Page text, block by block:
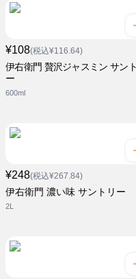
¥108(税込¥116.64)
伊右衛門 贅沢ジャスミン サン
ー
600ml
¥248(税込¥267.84)
伊右衛門 濃い味 サントリー
2L